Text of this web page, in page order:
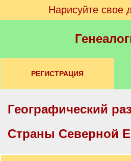
Нарисуйте свое
РЕГИСТРАЦИЯ
Географический
Cтраны Северной